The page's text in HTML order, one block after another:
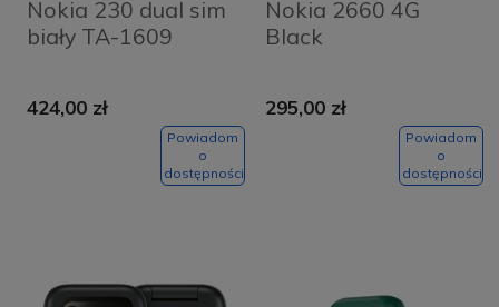
Nokia 230 dual sim
biały TA-1609
424,00 zł
Powiadom
o
dostępności
Nokia 2660 4G
Black
295,00 zł
Powiadom
o
dostępności